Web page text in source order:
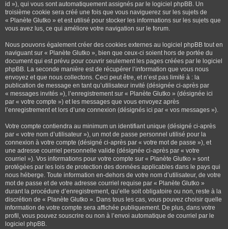
id »), qui vous sont automatiquement assignés par le logiciel phpBB. Un
troisième cookie sera créé une fois que vous naviguerez sur les sujets de
« Planète Glutko » et est utilisé pour stocker les informations sur les sujets que
vous avez lus, ce qui améliore votre navigation sur le forum.
Nous pouvons également créer des cookies externes au logiciel phpBB tout en
naviguant sur « Planète Glutko », bien que ceux-ci soient hors de portée du
document qui est prévu pour couvrir seulement les pages créées par le logiciel
phpBB. La seconde manière est de récupérer l’information que vous nous
envoyez et que nous collectons. Ceci peut être, et n’est pas limité à : la
publication de message en tant qu’utilisateur invité (désignée ci-après par
« messages invités »), l’enregistrement sur « Planète Glutko » (désignée ici
par « votre compte ») et les messages que vous envoyez après
l’enregistrement et lors d’une connexion (désignés ici par « vos messages »).
Votre compte contiendra au minimum un identifiant unique (désigné ci-après
par « votre nom d’utilisateur »), un mot de passe personnel utilisé pour la
connexion à votre compte (désigné ci-après par « votre mot de passe »), et
une adresse courriel personnelle valide (désignée ci-après par « votre
courriel »). Vos informations pour votre compte sur « Planète Glutko » sont
protégées par les lois de protection des données applicables dans le pays qui
nous héberge. Toute information en-dehors de votre nom d’utilisateur, de votre
mot de passe et de votre adresse courriel requise par « Planète Glutko »
durant la procédure d’enregistrement, qu’elle soit obligatoire ou non, reste à la
discrétion de « Planète Glutko ». Dans tous les cas, vous pouvez choisir quelle
information de votre compte sera affichée publiquement. De plus, dans votre
profil, vous pouvez souscrire ou non à l’envoi automatique de courriel par le
logiciel phpBB.